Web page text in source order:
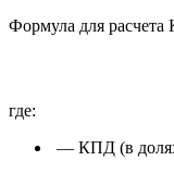
Формула для
где:
— КПД (в